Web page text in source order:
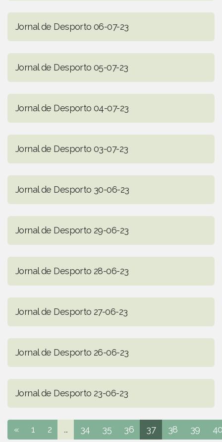
Jornal de Desporto 06-07-23
Jornal de Desporto 05-07-23
Jornal de Desporto 04-07-23
Jornal de Desporto 03-07-23
Jornal de Desporto 30-06-23
Jornal de Desporto 29-06-23
Jornal de Desporto 28-06-23
Jornal de Desporto 27-06-23
Jornal de Desporto 26-06-23
Jornal de Desporto 23-06-23
« 1 2 ... 34 35 36 37 38 39